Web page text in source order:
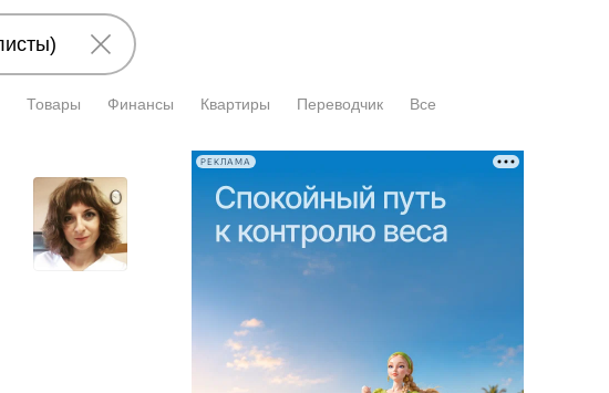
Товары Финансы Квартиры Переводчик Все
РЕКЛАМА